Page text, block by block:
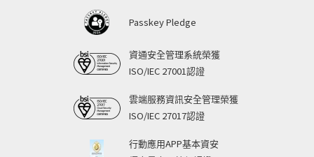
Passkey Pledge
資通安全管理系統榮獲
ISO/IEC 27001認證
雲端服務資訊安全管理榮獲
ISO/IEC 27017認證
行動應用APP基本資安